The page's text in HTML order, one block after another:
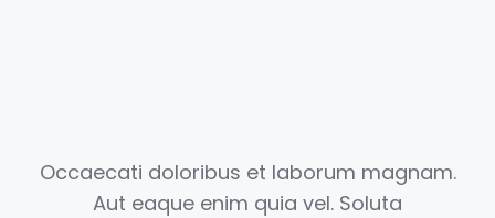
Occaecati doloribus et laborum magnam.
Aut eaque enim quia vel. Soluta